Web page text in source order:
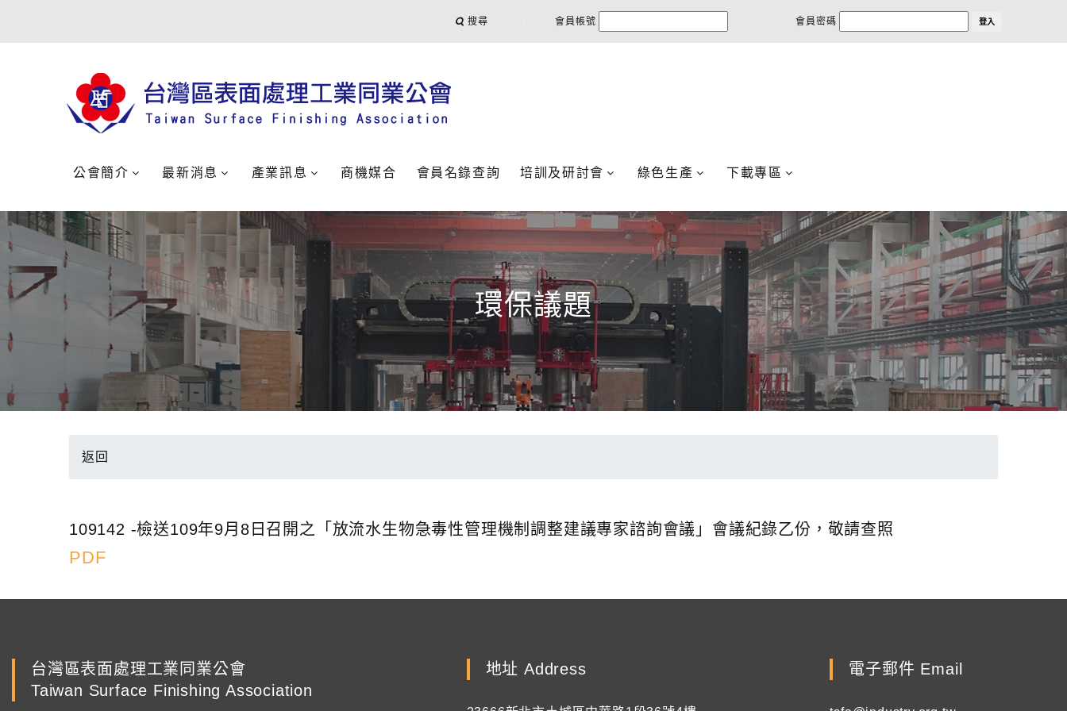
搜尋 會員帳號 會員密碼 登入
公會簡介 最新消息 產業訊息 商機媒合 會員名錄查詢 培訓及研討會 綠色生產 下載專區
環保議題
返回
109142 -檢送109年9月8日召開之「放流水生物急毒性管理機制調整建議專家諮詢會議」會議紀錄乙份，敬請查照
PDF
台灣區表面處理工業同業公會
Taiwan Surface Finishing Association
地址 Address 電子郵件 Email